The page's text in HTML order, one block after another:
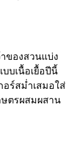
าของสวนแบ่ง
บเนื้อเยื้อปีนี้
อร์สม่ำเสมอใส่
ตรผสมผสาน